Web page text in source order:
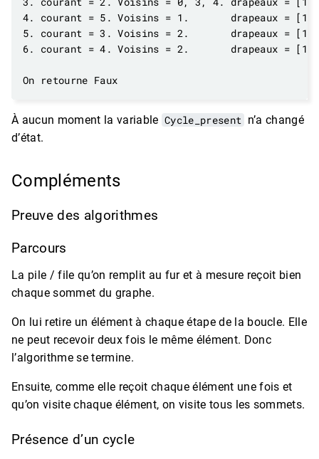
À aucun moment la variable Cycle_present n’a changé
d’état.
Compléments
Preuve des algorithmes
Parcours
La pile / file qu’on remplit au fur et à mesure reçoit bien
chaque sommet du graphe.
On lui retire un élément à chaque étape de la boucle. Elle
ne peut recevoir deux fois le même élément. Donc
l’algorithme se termine.
Ensuite, comme elle reçoit chaque élément une fois et
qu’on visite chaque élément, on visite tous les sommets.
Présence d’un cycle